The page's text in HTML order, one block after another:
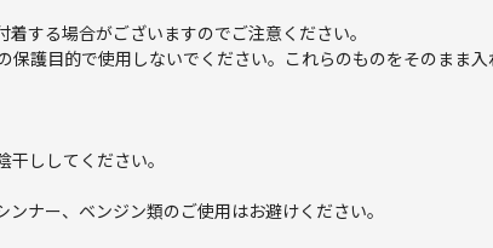
する場合がございますのでご注意ください。
護目的で使用しないでください。これらのものをそのまま
ししてください。
ナー、ベンジン類のご使用はお避けください。